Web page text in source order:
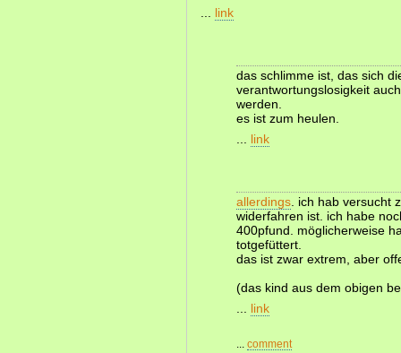
link
das schlimme ist, das sich
verantwortungslosigkeit
werden.
es ist zum heulen.
link
allerdings . ich hab versucht
widerfahren ist. ich habe
400pfund. möglicherweise
totgefüttert.
das ist zwar extrem, aber
(das kind aus dem obigen
link
comment